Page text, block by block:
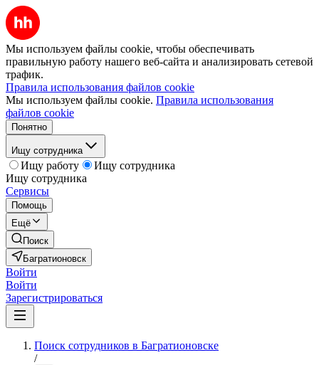
Мы используем файлы cookie, чтобы обеспечивать
правильную работу нашего веб-сайта и анализировать сетевой
трафик.
Правила использования файлов cookie
Мы используем файлы cookie. Правила использования
файлов cookie
Понятно
Ищу сотрудника
Ищу работу
Ищу сотрудника
Ищу сотрудника
Сервисы
Помощь
Ещё
Поиск
Багратионовск
Войти
Войти
Зарегистрироваться
Поиск сотрудников в Багратионовске
/